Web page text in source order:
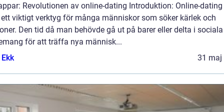
Revolutionen av online-dating Introduktion: Online-
viktigt verktyg för många människor som söker kärlek och
Den tid då man behövde gå ut på barer eller delta i sociala
för att träffa nya människ...
31 maj